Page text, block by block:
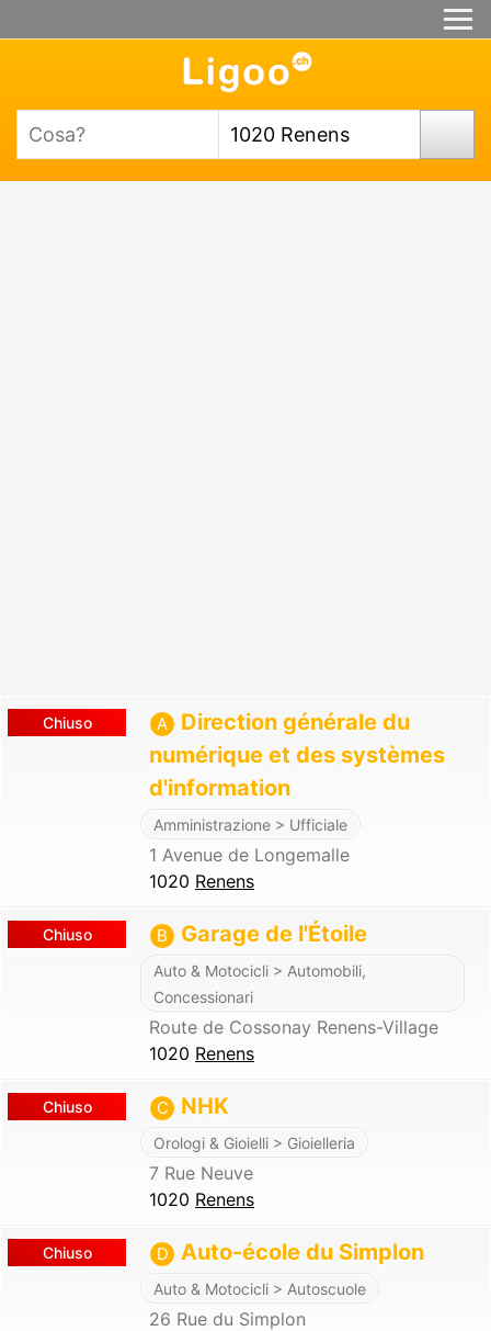
Chiuso A
Direction générale du
numérique et des systèmes
d'information
Amministrazione > Ufficiale
1 Avenue de Longemalle
1020 Renens
Chiuso B Garage de l'Étoile
Auto & Motocicli > Automobili,
Concessionari
Route de Cossonay Renens-Village
1020 Renens
Chiuso C NHK
Orologi & Gioielli > Gioielleria
7 Rue Neuve
1020 Renens
Chiuso D Auto-école du Simplon
Auto & Motocicli > Autoscuole
26 Rue du Simplon